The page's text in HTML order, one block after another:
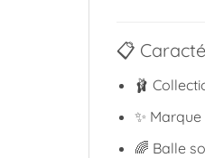
📋
🩰
✨ Marque
🌈 Balle